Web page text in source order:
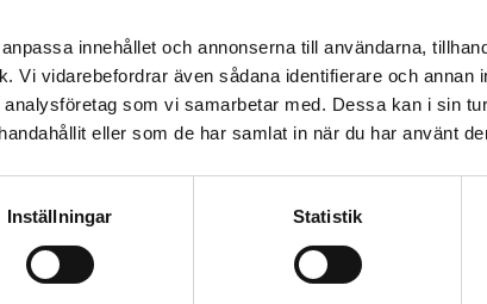
innehållet och annonserna till användarna,
Vi vidarebefordrar även sådana identifierare och annan
som vi samarbetar med. Dessa kan i sin
eller som de har samlat in när du har använt
Inställningar Statistik